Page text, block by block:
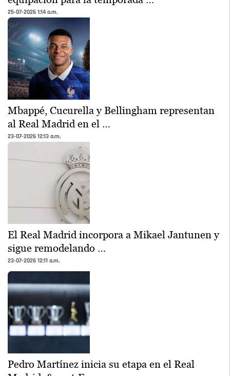
25-07-2026 1:14 a.m.
Mbappé, Cucurella y Bellingham representan
al Real Madrid en el …
23-07-2026 12:13 a.m.
El Real Madrid incorpora a Mikael Jantunen y
sigue remodelando …
23-07-2026 12:11 a.m.
Pedro Martínez inicia su etapa en el Real